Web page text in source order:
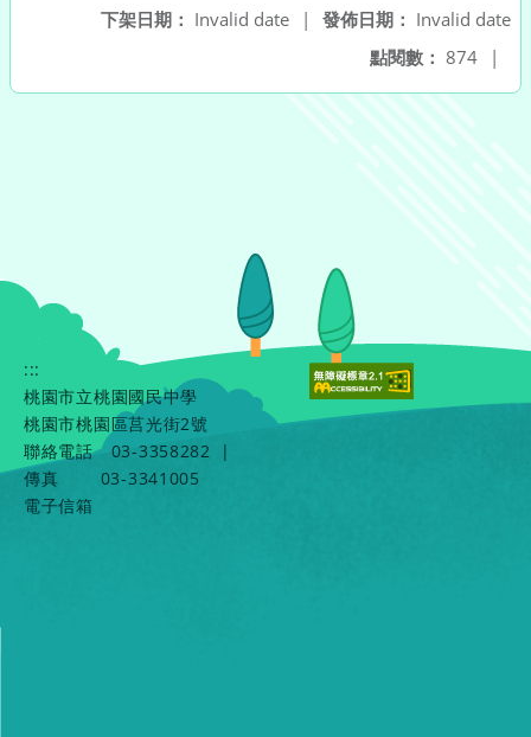
發佈日期： Invalid date
下架日期： Invalid date
|
點閱數： 874 |
:::
桃園市立桃園國民中學
桃園市桃園區莒光街2號
聯絡電話
03-3358282
|
傳真
03-3341005
電子信箱